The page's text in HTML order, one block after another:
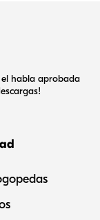
el habla aprobada